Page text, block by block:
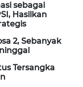
sebagai
Hasilkan
2, Sebanyak
Tersangka